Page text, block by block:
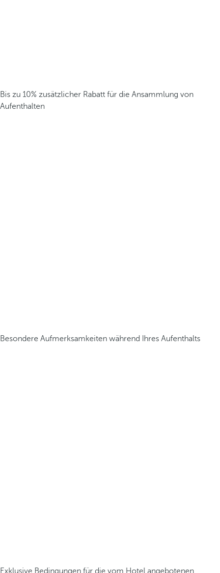
Bis zu 10% zusätzlicher Rabatt für die Ansammlung von
Aufenthalten
Besondere Aufmerksamkeiten während Ihres Aufenthalts
Exklusive Bedingungen für die vom Hotel angebotenen